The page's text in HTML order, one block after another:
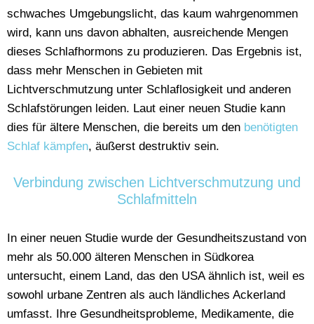
schwaches Umgebungslicht, das kaum wahrgenommen
wird, kann uns davon abhalten, ausreichende Mengen
dieses Schlafhormons zu produzieren. Das Ergebnis ist,
dass mehr Menschen in Gebieten mit
Lichtverschmutzung unter Schlaflosigkeit und anderen
Schlafstörungen leiden. Laut einer neuen Studie kann
dies für ältere Menschen, die bereits um den benötigten
Schlaf kämpfen, äußerst destruktiv sein.
Verbindung zwischen Lichtverschmutzung und
Schlafmitteln
In einer neuen Studie wurde der Gesundheitszustand von
mehr als 50.000 älteren Menschen in Südkorea
untersucht, einem Land, das den USA ähnlich ist, weil es
sowohl urbane Zentren als auch ländliches Ackerland
umfasst. Ihre Gesundheitsprobleme, Medikamente, die